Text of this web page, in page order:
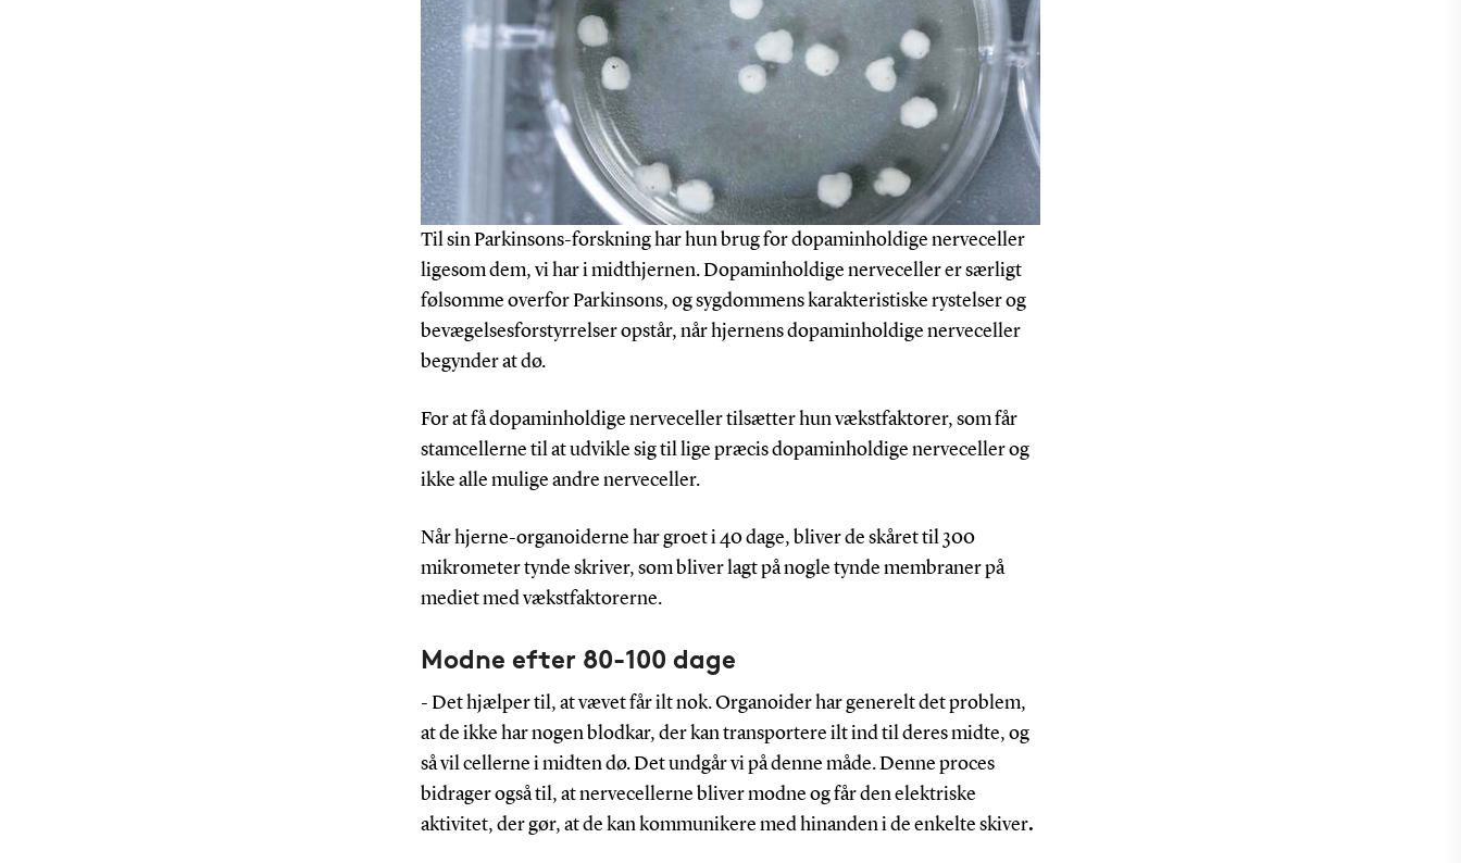
Til sin Parkinsons-forskning har hun brug for dopaminholdige nerveceller
ligesom dem, vi har i midthjernen. Dopaminholdige nerveceller er særligt
følsomme overfor Parkinsons, og sygdommens karakteristiske rystelser og
bevægelsesforstyrrelser opstår, når hjernens dopaminholdige nerveceller
begynder at dø.
For at få dopaminholdige nerveceller tilsætter hun vækstfaktorer, som får
stamcellerne til at udvikle sig til lige præcis dopaminholdige nerveceller og
ikke alle mulige andre nerveceller.
Når hjerne-organoiderne har groet i 40 dage, bliver de skåret til 300
mikrometer tynde skriver, som bliver lagt på nogle tynde membraner på
mediet med vækstfaktorerne.
Modne efter 80-100 dage
- Det hjælper til, at vævet får ilt nok. Organoider har generelt det problem,
at de ikke har nogen blodkar, der kan transportere ilt ind til deres midte, og
så vil cellerne i midten dø. Det undgår vi på denne måde. Denne proces
bidrager også til, at nervecellerne bliver modne og får den elektriske
aktivitet, der gør, at de kan kommunikere med hinanden i de enkelte skiver.